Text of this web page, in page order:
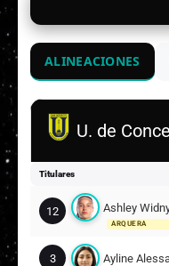
ALINEACIONES
U. de
Titulares
12 Ashley
ARQUERA
3 Ayline